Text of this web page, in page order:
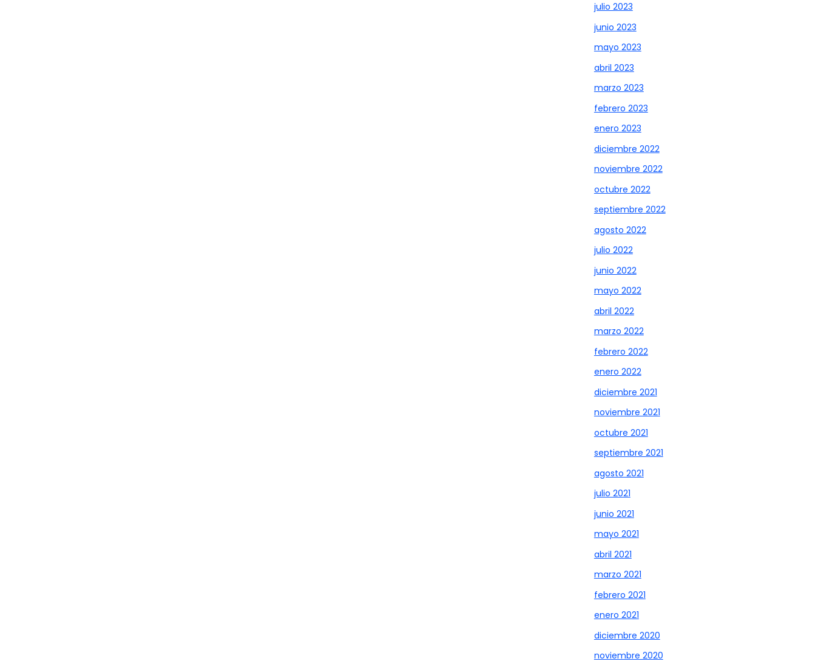
julio 2023
junio 2023
mayo 2023
abril 2023
marzo 2023
febrero 2023
enero 2023
diciembre 2022
noviembre 2022
octubre 2022
septiembre 2022
agosto 2022
julio 2022
junio 2022
mayo 2022
abril 2022
marzo 2022
febrero 2022
enero 2022
diciembre 2021
noviembre 2021
octubre 2021
septiembre 2021
agosto 2021
julio 2021
junio 2021
mayo 2021
abril 2021
marzo 2021
febrero 2021
enero 2021
diciembre 2020
noviembre 2020